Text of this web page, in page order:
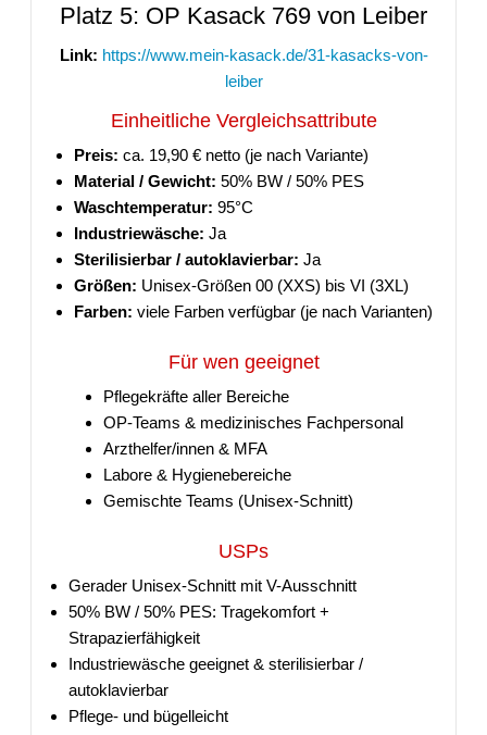
Platz 5: OP Kasack 769 von Leiber
Link: https://www.mein-kasack.de/31-kasacks-von-
leiber
Einheitliche Vergleichsattribute
Preis: ca. 19,90 € netto (je nach Variante)
Material / Gewicht: 50% BW / 50% PES
Waschtemperatur: 95°C
Industriewäsche: Ja
Sterilisierbar / autoklavierbar: Ja
Größen: Unisex-Größen 00 (XXS) bis VI (3XL)
Farben: viele Farben verfügbar (je nach Varianten)
Für wen geeignet
Pflegekräfte aller Bereiche
OP-Teams & medizinisches Fachpersonal
Arzthelfer/innen & MFA
Labore & Hygienebereiche
Gemischte Teams (Unisex-Schnitt)
USPs
Gerader Unisex-Schnitt mit V-Ausschnitt
50% BW / 50% PES: Tragekomfort +
Strapazierfähigkeit
Industriewäsche geeignet & sterilisierbar /
autoklavierbar
Pflege- und bügelleicht